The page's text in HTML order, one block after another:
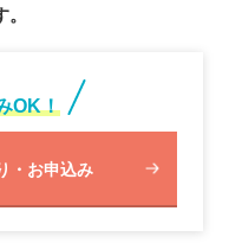
OK！
・お申込み